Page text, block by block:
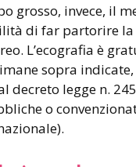
grosso, invece, il
di far partorire la
L’ecografia è
sopra indicate,
decreto legge n.
o